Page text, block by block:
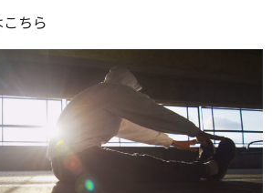
こちら